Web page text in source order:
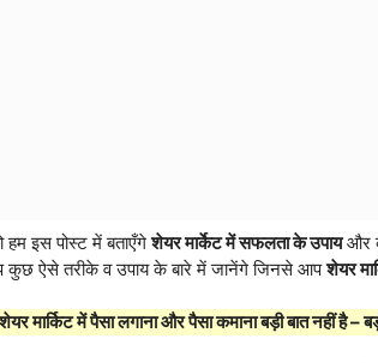
इस पोस्ट में बताएँगेशेयर मार्केट में सफलता के उपायऔर
कुछ ऐसे तरीके व उपाय के बारे में जानेंगे जिनसे आपशेयर
शेयर मार्किट में पैसा लगाना और पैसा कमाना बड़ी बात नहीं है –